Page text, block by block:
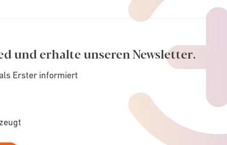
und erhalte unseren Newsletter.
Erster informiert